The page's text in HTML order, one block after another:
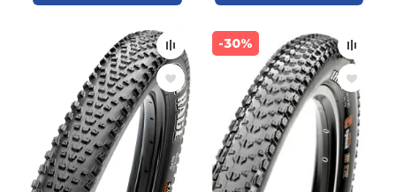
-30%